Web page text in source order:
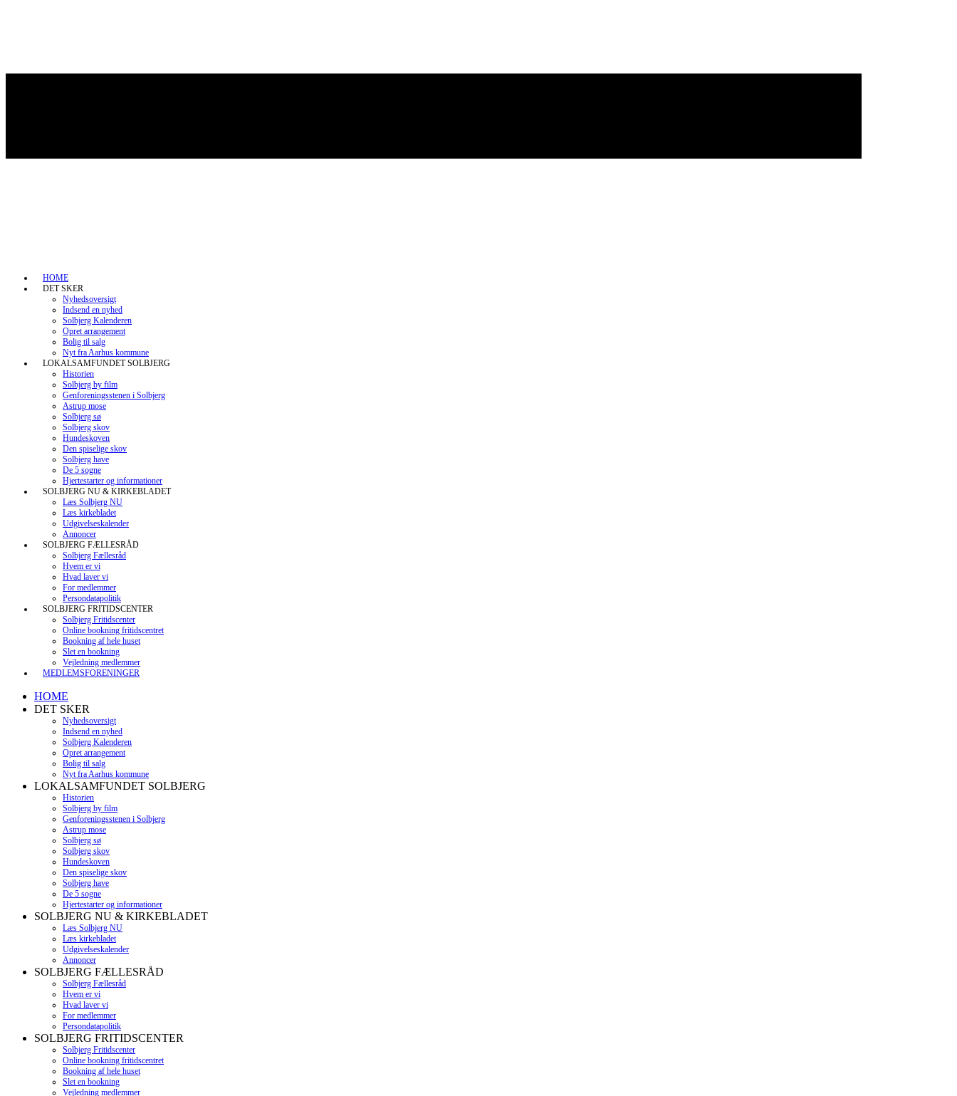
HOME
DET SKER
Nyhedsoversigt
Indsend en nyhed
Solbjerg Kalenderen
Opret arrangement
Bolig til salg
Nyt fra Aarhus kommune
LOKALSAMFUNDET SOLBJERG
Historien
Solbjerg by film
Genforeningsstenen i Solbjerg
Astrup mose
Solbjerg sø
Solbjerg skov
Hundeskoven
Den spiselige skov
Solbjerg have
De 5 sogne
Hjertestarter og informationer
SOLBJERG NU & KIRKEBLADET
Læs Solbjerg NU
Læs kirkebladet
Udgivelseskalender
Annoncer
SOLBJERG FÆLLESRÅD
Solbjerg Fællesråd
Hvem er vi
Hvad laver vi
For medlemmer
Persondatapolitik
SOLBJERG FRITIDSCENTER
Solbjerg Fritidscenter
Online bookning fritidscentret
Bookning af hele huset
Slet en bookning
Vejledning medlemmer
MEDLEMSFORENINGER
HOME
DET SKER
Nyhedsoversigt
Indsend en nyhed
Solbjerg Kalenderen
Opret arrangement
Bolig til salg
Nyt fra Aarhus kommune
LOKALSAMFUNDET SOLBJERG
Historien
Solbjerg by film
Genforeningsstenen i Solbjerg
Astrup mose
Solbjerg sø
Solbjerg skov
Hundeskoven
Den spiselige skov
Solbjerg have
De 5 sogne
Hjertestarter og informationer
SOLBJERG NU & KIRKEBLADET
Læs Solbjerg NU
Læs kirkebladet
Udgivelseskalender
Annoncer
SOLBJERG FÆLLESRÅD
Solbjerg Fællesråd
Hvem er vi
Hvad laver vi
For medlemmer
Persondatapolitik
SOLBJERG FRITIDSCENTER
Solbjerg Fritidscenter
Online bookning fritidscentret
Bookning af hele huset
Slet en bookning
Vejledning medlemmer